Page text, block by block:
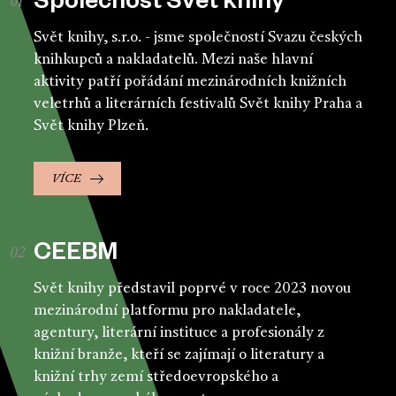
Svět knihy, s.r.o. - jsme společností Svazu českých
knihkupců a nakladatelů. Mezi naše hlavní
aktivity patří pořádání mezinárodních knižních
veletrhů a literárních festivalů Svět knihy Praha a
Svět knihy Plzeň.
VÍCE
CEEBM
Svět knihy představil poprvé v roce 2023 novou
mezinárodní platformu pro nakladatele,
agentury, literární instituce a profesionály z
knižní branže, kteří se zajímají o literatury a
knižní trhy zemí středoevropského a